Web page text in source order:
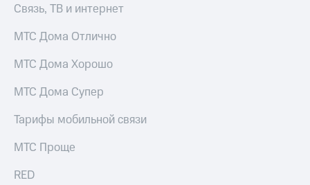
Связь, ТВ и интернет
МТС Дома Отлично
МТС Дома Хорошо
МТС Дома Супер
Тарифы мобильной связи
МТС Проще
RED